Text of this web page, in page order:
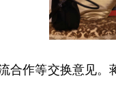
合作等交换意见